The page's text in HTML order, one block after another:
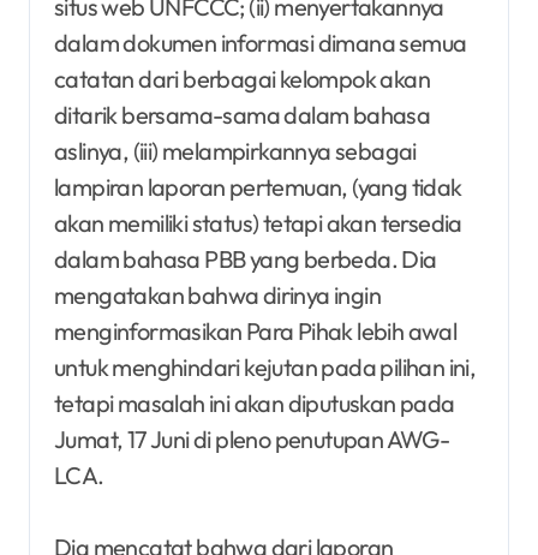
situs web UNFCCC; (ii) menyertakannya
dalam dokumen informasi dimana semua
catatan dari berbagai kelompok akan
ditarik bersama-sama dalam bahasa
aslinya, (iii) melampirkannya sebagai
lampiran laporan pertemuan, (yang tidak
akan memiliki status) tetapi akan tersedia
dalam bahasa PBB yang berbeda. Dia
mengatakan bahwa dirinya ingin
menginformasikan Para Pihak lebih awal
untuk menghindari kejutan pada pilihan ini,
tetapi masalah ini akan diputuskan pada
Jumat, 17 Juni di pleno penutupan AWG-
LCA.
Dia mencatat bahwa dari laporan